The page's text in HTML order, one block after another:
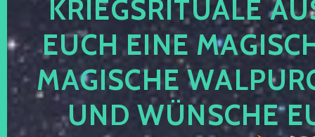
KRIEGSRITUALE
EUCH EINE
MAGISCHE
UND WÜNSCHE